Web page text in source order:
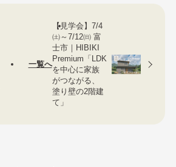
一覧へ
【見学会】7/4
㈯～7/12㈰ 富
士市｜HIBIKI
Premium「LDK
を中心に家族
がつながる、
塗り壁の2階建
て」